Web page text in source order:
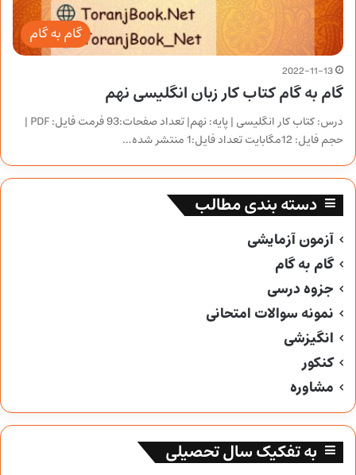
گام به گام
2022-11-13
گام به گام کتاب کار زبان انگلیسی نهم
درس: کتاب کار انگلیسی | پایه: نهم| تعداد صفحات:93 فرمت فایل: PDF |
حجم فایل: 12مگابایت تعداد فایل:1 منتشر شده…
دسته بندی مطالب
آزمون آزمایشی
گام به گام
جزوه درسی
نمونه سوالات امتحانی
انگیزشی
کنکور
مشاوره
به تفکیک سال تحصیلی